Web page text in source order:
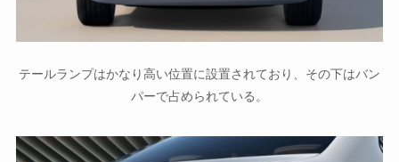
テールランプはかなり高い位置に設置されており、その下はバン
パーで占められている。